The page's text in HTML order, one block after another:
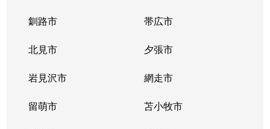
釧路市 帯広市
北見市 夕張市
岩見沢市 網走市
留萌市 苫小牧市